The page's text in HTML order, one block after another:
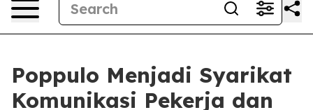
Poppulo Menjadi Syarikat
Komunikasi Pekerja dan